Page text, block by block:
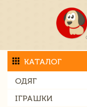
КАТАЛОГ
ОДЯГ
ІГРАШКИ